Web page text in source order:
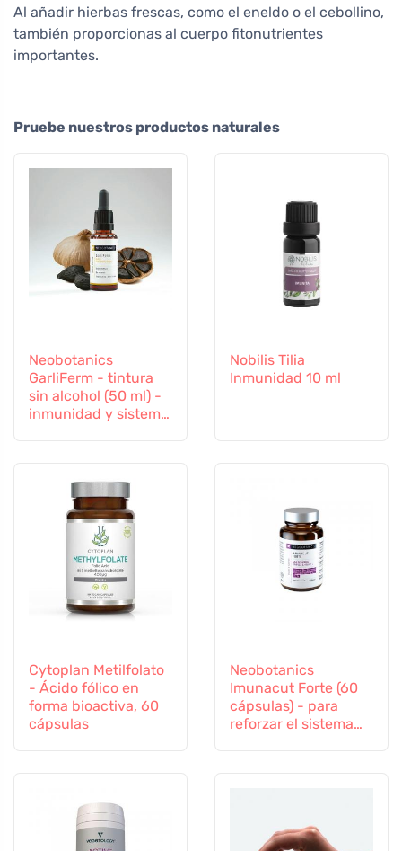
Al añadir hierbas frescas, como el eneldo o el cebollino,
también proporcionas al cuerpo fitonutrientes
importantes.
Pruebe nuestros productos naturales
Neobotanics
GarliFerm - tintura
sin alcohol (50 ml) -
inmunidad y sistema
Nobilis Tilia
Inmunidad 10 ml
Cytoplan Metilfolato
- Ácido fólico en
forma bioactiva, 60
cápsulas
Neobotanics
Imunacut Forte (60
cápsulas) - para
reforzar el sistema